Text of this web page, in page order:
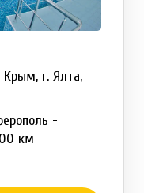
Крым, г. Ялта,
-
км